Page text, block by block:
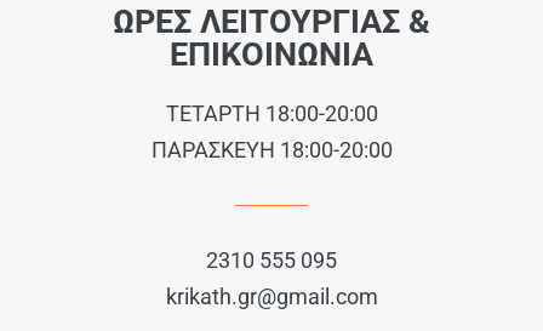
ΩΡΕΣ ΛΕΙΤΟΥΡΓΙΑΣ &
ΕΠΙΚΟΙΝΩΝΙΑ
ΤΕΤΑΡΤΗ 18:00-20:00
ΠΑΡΑΣΚΕΥΗ 18:00-20:00
2310 555 095
krikath.gr@gmail.com